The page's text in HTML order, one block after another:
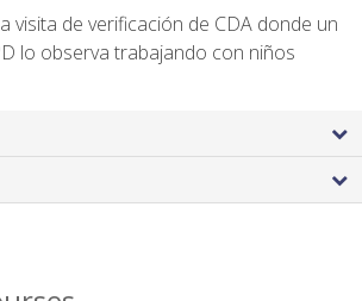
visita de verificación de CDA donde un
lo observa trabajando con niños